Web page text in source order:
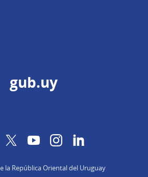
gub.uy
FacebookTwitterYouTubeInstagram
la República Oriental del Uruguay